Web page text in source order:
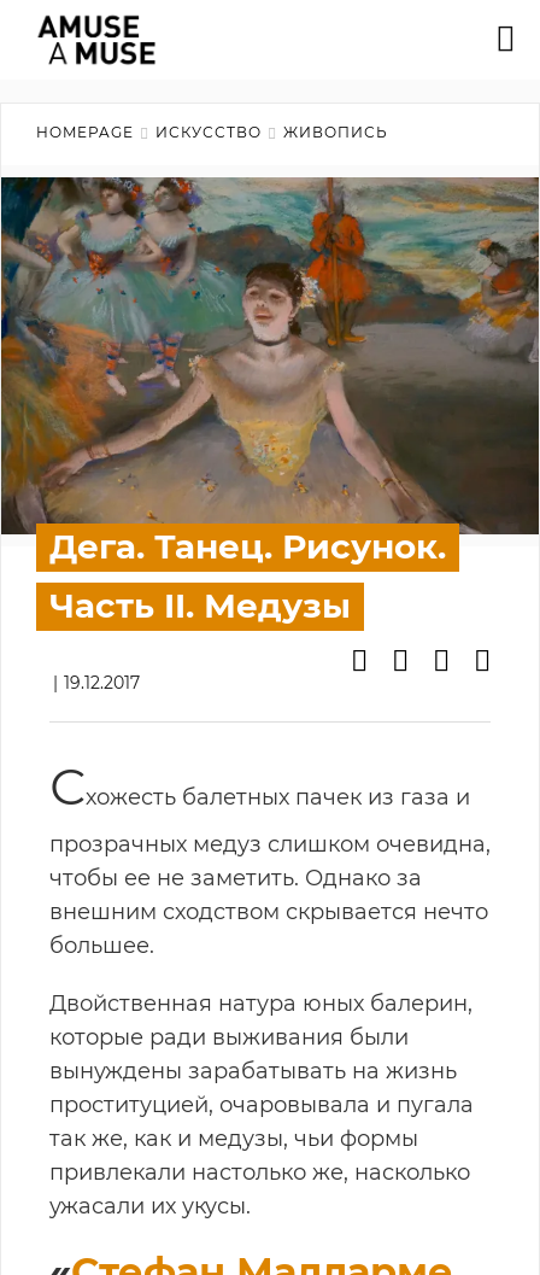
HOMEPAGE ИСКУССТВО ЖИВОПИСЬ
Дега. Танец. Рисунок.
Часть II. Медузы
19.12.2017
Схожесть балетных пачек из газа и
прозрачных медуз слишком очевидна,
чтобы ее не заметить. Однако за
внешним сходством скрывается нечто
большее.
Двойственная натура юных балерин,
которые ради выживания были
вынуждены зарабатывать на жизнь
проституцией, очаровывала и пугала
так же, как и медузы, чьи формы
привлекали настолько же, насколько
ужасали их укусы.